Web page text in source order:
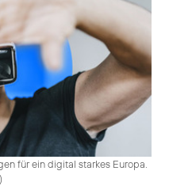
für ein digital starkes Europa.
)